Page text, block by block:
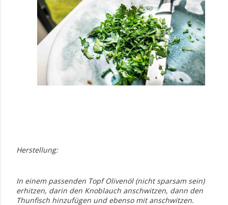
Herstellung:
In einem passenden Topf Olivenöl (nicht sparsam sein)
erhitzen, darin den Knoblauch anschwitzen, dann den
Thunfisch hinzufügen und ebenso mit anschwitzen.